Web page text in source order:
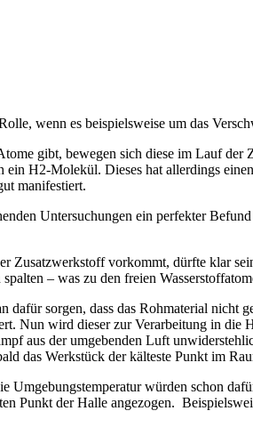
wenn es beispielsweise um das
gibt, bewegen sich diese im Lauf der
H2-Molekül. Dieses hat allerdings
manifestiert.
Untersuchungen ein perfekter
Zusatzwerkstoff vorkommt, dürfte klar
– was zu den freien
sorgen, dass das Rohmaterial nicht
Nun wird dieser zur Verarbeitung in die
aus der umgebenden Luft
das Werkstück der kälteste Punkt im
würden schon
Punkt der Halle angezogen.